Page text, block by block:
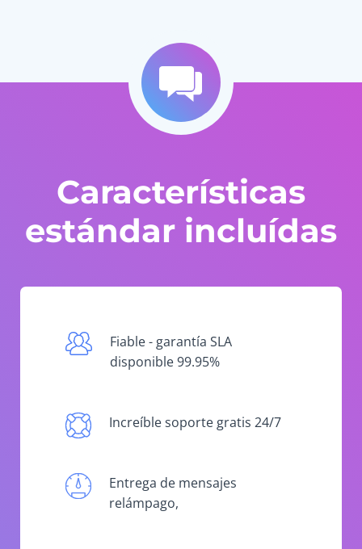
Características
estándar incluídas
Fiable - garantía SLA
disponible 99.95%
Increíble soporte gratis 24/7
Entrega de mensajes
relámpago,